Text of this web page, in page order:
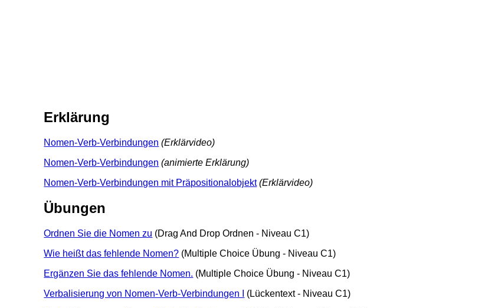
Erklärung
Nomen-Verb-Verbindungen (Erklärvideo)
Nomen-Verb-Verbindungen (animierte Erklärung)
Nomen-Verb-Verbindungen mit Präpositionalobjekt (Erklärvideo)
Übungen
Ordnen Sie die Nomen zu (Drag And Drop Ordnen - Niveau C1)
Wie heißt das fehlende Nomen? (Multiple Choice Übung - Niveau C1)
Ergänzen Sie das fehlende Nomen. (Multiple Choice Übung - Niveau C1)
Verbalisierung von Nomen-Verb-Verbindungen I
(Lückentext - Niveau C1)